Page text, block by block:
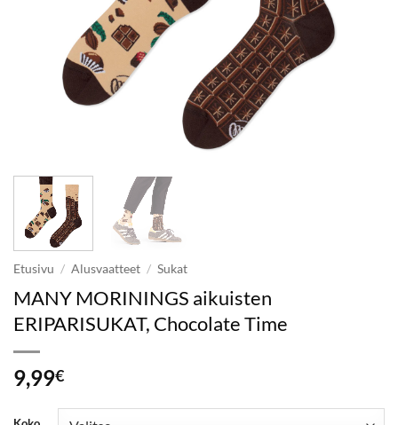
Etusivu / Alusvaatteet / Sukat
MANY MORININGS aikuisten
ERIPARISUKAT, Chocolate Time
9,99€